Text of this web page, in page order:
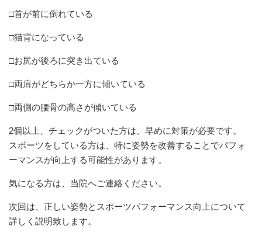
□首が前に倒れている
□猫背になっている
□お尻が後ろに突き出ている
□両肩がどちらか一方に傾いている
□両側の腰骨の高さが傾いている
2個以上、チェックがついた方は、早めに対策が必要です。
スポーツをしている方は、特に姿勢を改善することでパフォ
ーマンスが向上する可能性があります。
気になる方は、当院へご連絡ください。
次回は、正しい姿勢とスポーツパフォーマンス向上について
詳しく説明致します。